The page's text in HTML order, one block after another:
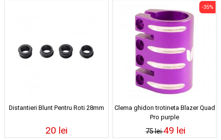
Distantieri Blunt Pentru Roti 28mm
20 lei
Clema ghidon trotineta Blazer Quad
Pro purple
75 lei
-35%
49 lei